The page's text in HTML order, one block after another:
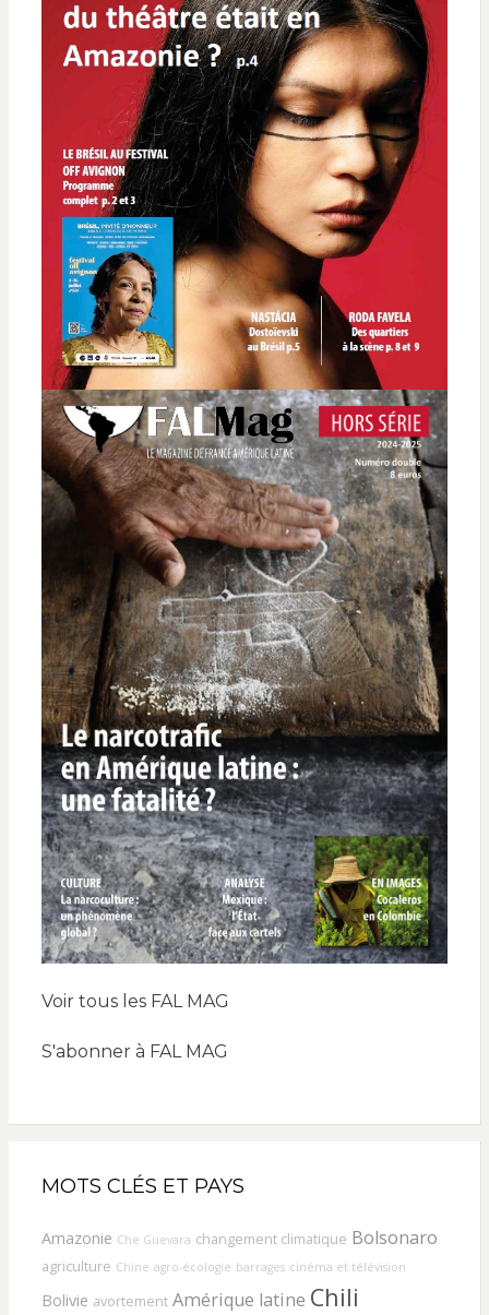
Voir tous les FAL MAG
S'abonner à FAL MAG
MOTS CLÉS ET PAYS
Amazonie Che Guevara changement climatique Bolsonaro
agriculture Chine agro-écologie barrages cinéma et télévision
Bolivie avortement Amérique latine Chili